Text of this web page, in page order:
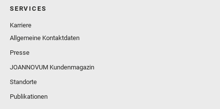
SERVICES
Karriere
Allgemeine Kontaktdaten
Presse
JOANNOVUM Kundenmagazin
Standorte
Publikationen